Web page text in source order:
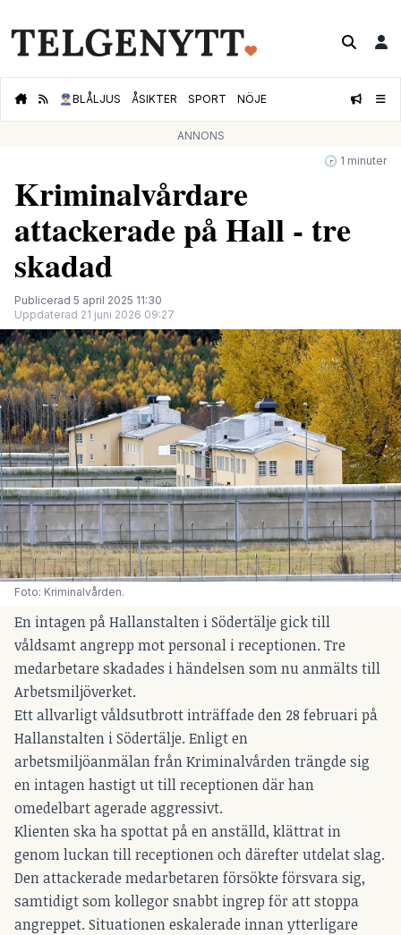
👮🏻‍♂️BLÅLJUS ÅSIKTER SPORT NÖJE
ANNONS
🕝 1 minuter
Kriminalvårdare
attackerade på Hall - tre
skadad
Publicerad 5 april 2025 11:30
Uppdaterad 21 juni 2026 09:27
Foto: Kriminalvården.
En intagen på Hallanstalten i Södertälje gick till
våldsamt angrepp mot personal i receptionen. Tre
medarbetare skadades i händelsen som nu anmälts till
Arbetsmiljöverket.
Ett allvarligt våldsutbrott inträffade den 28 februari på
Hallanstalten i Södertälje. Enligt en
arbetsmiljöanmälan från Kriminalvården trängde sig
en intagen hastigt ut till receptionen där han
omedelbart agerade aggressivt.
Klienten ska ha spottat på en anställd, klättrat in
genom luckan till receptionen och därefter utdelat slag.
Den attackerade medarbetaren försökte försvara sig,
samtidigt som kollegor snabbt ingrep för att stoppa
angreppet. Situationen eskalerade innan ytterligare